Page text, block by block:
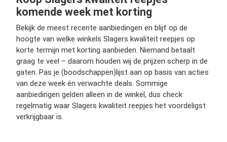
komende week met korting
Bekijk de meest recente aanbiedingen en blijf op de
hoogte van welke winkels Slagers kwaliteit reepjes op
korte termijn met korting aanbieden. Niemand betaalt
graag te veel – daarom houden wij de prijzen scherp in de
gaten. Pas je (boodschappen)lijst aan op basis van acties
van deze week én verwachte deals. Sommige
aanbiedingen gelden alleen in de winkel, dus check
regelmatig waar Slagers kwaliteit reepjes het voordeligst
verkrijgbaar is.